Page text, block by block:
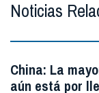
Noticias
China: La
aún está por